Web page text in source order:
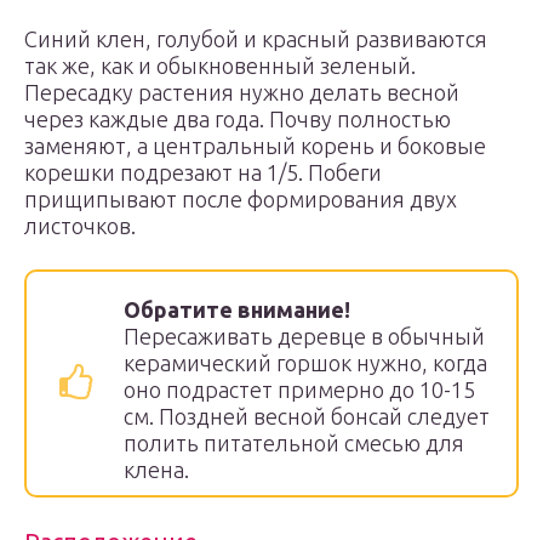
Синий клен, голубой и красный развиваются
так же, как и обыкновенный зеленый.
Пересадку растения нужно делать весной
через каждые два года. Почву полностью
заменяют, а центральный корень и боковые
корешки подрезают на 1/5. Побеги
прищипывают после формирования двух
листочков.
Обратите внимание!
Пересаживать деревце в обычный
керамический горшок нужно, когда
оно подрастет примерно до 10-15
см. Поздней весной бонсай следует
полить питательной смесью для
клена.